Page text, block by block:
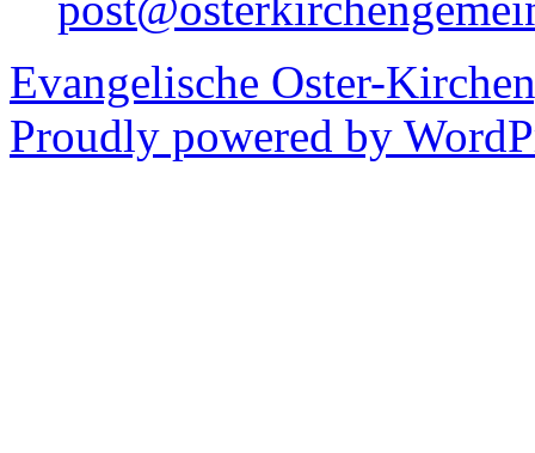
Evangelische Oster-
Proudly powered by